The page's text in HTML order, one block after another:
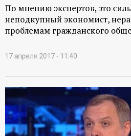
По мнению экспертов, это
неподкупный экономист,
проблемам гражданского
17 апреля 2017 - 11:40